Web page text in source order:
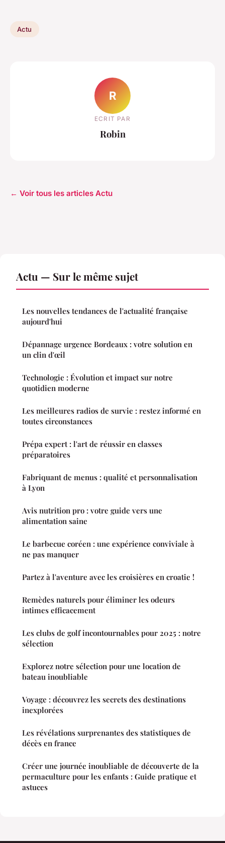
Actu
R
ECRIT PAR
Robin
← Voir tous les articles Actu
Actu — Sur le même sujet
Les nouvelles tendances de l'actualité française
aujourd'hui
Dépannage urgence Bordeaux : votre solution en
un clin d'œil
Technologie : Évolution et impact sur notre
quotidien moderne
Les meilleures radios de survie : restez informé en
toutes circonstances
Prépa expert : l'art de réussir en classes
préparatoires
Fabriquant de menus : qualité et personnalisation
à Lyon
Avis nutrition pro : votre guide vers une
alimentation saine
Le barbecue coréen : une expérience conviviale à
ne pas manquer
Partez à l'aventure avec les croisières en croatie !
Remèdes naturels pour éliminer les odeurs
intimes efficacement
Les clubs de golf incontournables pour 2025 : notre
sélection
Explorez notre sélection pour une location de
bateau inoubliable
Voyage : découvrez les secrets des destinations
inexplorées
Les révélations surprenantes des statistiques de
décès en france
Créer une journée inoubliable de découverte de la
permaculture pour les enfants : Guide pratique et
astuces